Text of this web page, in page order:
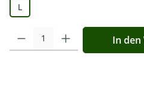
L
Produkt Anzahl: Gib den
In